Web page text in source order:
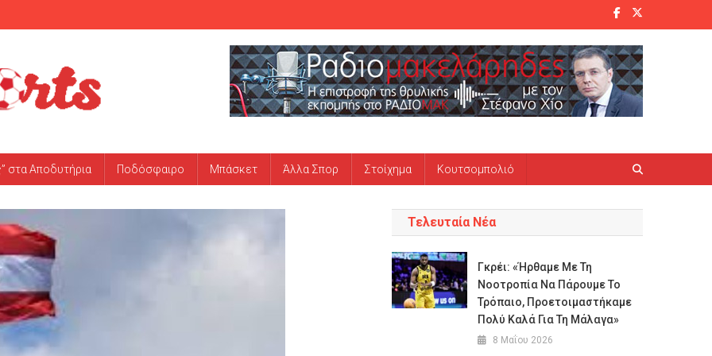
στα Αποδυτήρια Ποδόσφαιρο Μπάσκετ Άλλα Σπορ Στοίχημα Κουτσομπολιό
Τελευταία Νέα
Γκρέι: «Ήρθαμε Με Τη
Νοοτροπία Να Πάρουμε Το
Τρόπαιο, Προετοιμαστήκαμε
Πολύ Καλά Για Τη Μάλαγα»
8 Μαΐου 2026